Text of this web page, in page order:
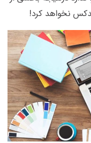
نخواهد کرد!